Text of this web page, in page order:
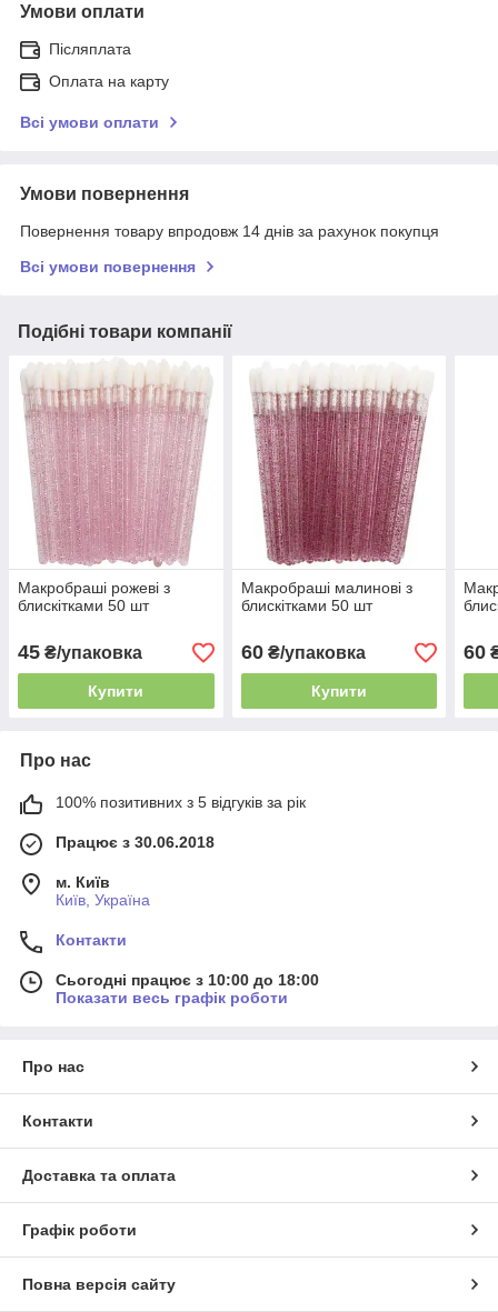
Умови оплати
Післяплата
Оплата на карту
Всі умови оплати
Умови повернення
Повернення товару впродовж 14 днів за рахунок покупця
Всі умови повернення
Подібні товари компанії
Макробраші рожеві з
блискітками 50 шт
45 ₴/упаковка
Купити
Макробраші малинові з
блискітками 50 шт
60₴/упаковка
Купити
60
Про нас
100% позитивних з 5 відгуків за рік
Працює з 30.06.2018
м. Київ
Київ, Україна
Контакти
Сьогодні працює з 10:00 до 18:00
Показати весь графік роботи
Про нас
Контакти
Доставка та оплата
Графік роботи
Повна версія сайту